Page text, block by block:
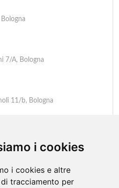
i cookies
i cookies e altre
tracciamento per
7/A, Bologna
11/b, Bologna
Bologna
65/b, Bologna